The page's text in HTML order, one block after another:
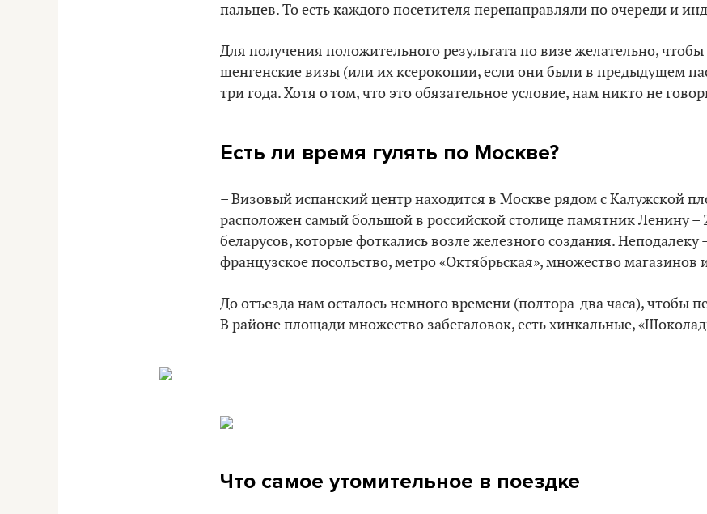
пальцев. То есть каждого посетителя перенаправляли по очереди и
Для получения положительного результата по визе желательно,
шенгенские визы (или их ксерокопии, если они были в предыдущем
три года. Хотя о том, что это обязательное условие, нам никто не
Есть ли время гулять по Москве?
– Визовый испанский центр находится в Москве рядом с Калужской
расположен самый большой в российской столице памятник Ленину –
беларусов, которые фоткались возле железного создания. Неподалеку
французское посольство, метро «Октябрьская», множество магазинов
До отъезда нам осталось немного времени (полтора-два часа), чтобы
В районе площади множество забегаловок, есть хинкальные,
Что самое утомительное в поездке